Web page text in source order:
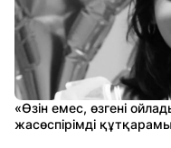
«Өзін емес, өзгені
жасөспірімді